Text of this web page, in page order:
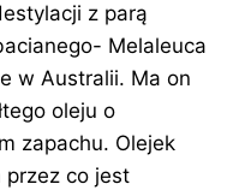
z parą
Melaleuca
w Australii. Ma on
oleju o
zapachu. Olejek
przez co jest